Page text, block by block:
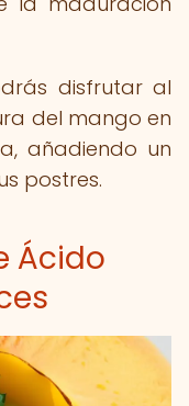
disfrutar al
del mango en
añadiendo un
postres.
Ácido